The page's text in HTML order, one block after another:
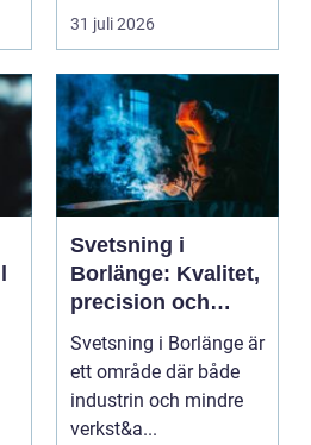
typer av av...
31 juli 2026
Svetsning i
Borlänge: Kvalitet,
precision och
hållbara
konstruktioner
Svetsning i Borlänge är
ett område där både
industrin och mindre
verkst&a...